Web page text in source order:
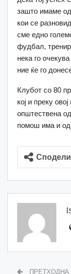
зашто имаме
кои се
сме едно
фудбал,
нека го
ние ќе го
Клубот со 80
кој и преку
општествена
помош има и
Сподели
ПРЕТХОДНА